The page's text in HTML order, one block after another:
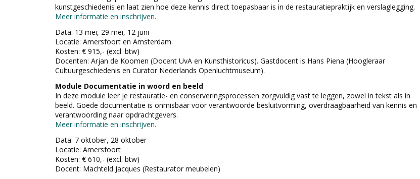
kunstgeschiedenis en laat zien hoe deze kennis direct toepasbaar is in de restauratiepraktijk en verslaglegging.
Meer informatie en inschrijven.
Data: 13 mei, 29 mei, 12 juni
Locatie: Amersfoort en Amsterdam
Kosten: € 915,- (excl. btw)
Docenten: Arjan de Koomen (Docent UvA en Kunsthistoricus). Gastdocent is Hans Piena (Hoogleraar
Cultuurgeschiedenis en Curator Nederlands Openluchtmuseum).
Module Documentatie in woord en beeld
In deze module leer je restauratie- en conserveringsprocessen zorgvuldig vast te leggen, zowel in tekst als in
beeld. Goede documentatie is onmisbaar voor verantwoorde besluitvorming, overdraagbaarheid van kennis en
verantwoording naar opdrachtgevers.
Meer informatie en inschrijven.
Data: 7 oktober, 28 oktober
Locatie: Amersfoort
Kosten: € 610,- (excl. btw)
Docent: Machteld Jacques (Restaurator meubelen)